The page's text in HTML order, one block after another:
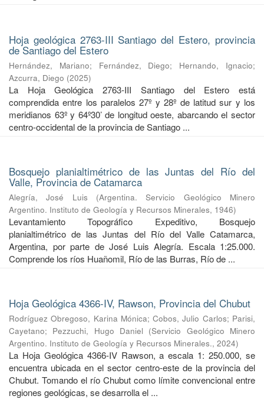
Hoja geológica 2763-III Santiago del Estero, provincia
de Santiago del Estero
Hernández, Mariano; Fernández, Diego; Hernando, Ignacio;
Azcurra, Diego (2025)
La Hoja Geológica 2763-III Santiago del Estero está
comprendida entre los paralelos 27º y 28º de latitud sur y los
meridianos 63º y 64º30’ de longitud oeste, abarcando el sector
centro-occidental de la provincia de Santiago ...
Bosquejo planialtimétrico de las Juntas del Río del
Valle, Provincia de Catamarca
Alegría, José Luis (Argentina. Servicio Geológico Minero
Argentino. Instituto de Geología y Recursos Minerales, 1946)
Levantamiento Topográfico Expeditivo, Bosquejo
planialtimétrico de las Juntas del Río del Valle Catamarca,
Argentina, por parte de José Luis Alegría. Escala 1:25.000.
Comprende los ríos Huañomil, Río de las Burras, Río de ...
Hoja Geológica 4366-IV, Rawson, Provincia del Chubut
Rodríguez Obregoso, Karina Mónica;Cobos, Julio Carlos; Parisi,
Cayetano; Pezzuchi, Hugo Daniel (Servicio Geológico Minero
Argentino. Instituto de Geología y Recursos Minerales., 2024)
La Hoja Geológica 4366-IV Rawson, a escala 1: 250.000, se
encuentra ubicada en el sector centro-este de la provincia del
Chubut. Tomando el río Chubut como límite convencional entre
regiones geológicas, se desarrolla el ...